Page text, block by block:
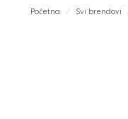
Početna Svi brendovi